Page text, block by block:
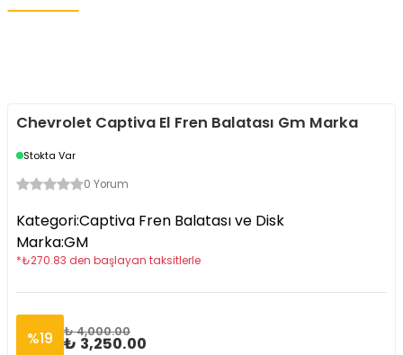
Chevrolet Captiva El Fren Balatası Gm Marka
Stokta Var
0 Yorum
Kategori:Captiva Fren Balatası ve Disk
Marka:GM
*₺270.83 den başlayan taksitlerle
%19 ₺ 4,000.00
₺ 3,250.00